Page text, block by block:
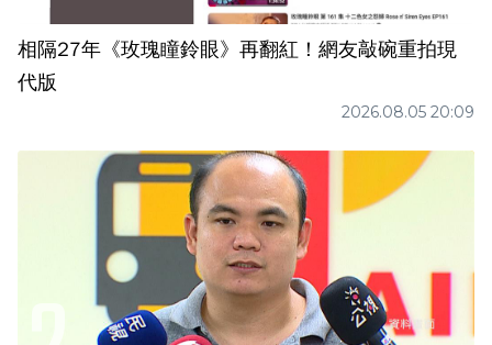
相隔27年《玫瑰瞳鈴眼》再翻紅！網友敲碗重拍現
代版
2026.08.05 20:09